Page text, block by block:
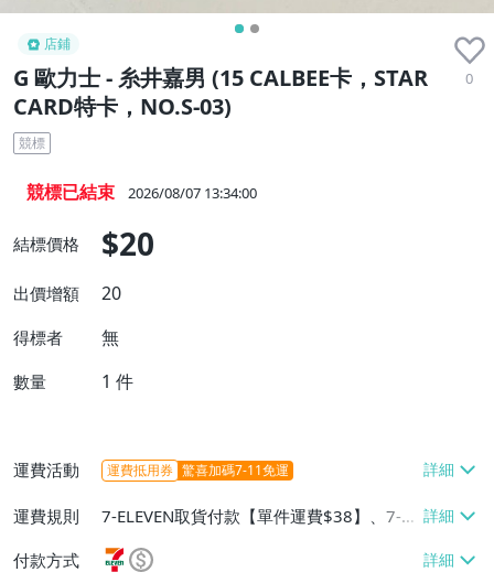
店鋪
G 歐力士 - 糸井嘉男 (15 CALBEE卡，STAR
CARD特卡，NO.S-03)
0
競標
競標已結束 2026/08/07 13:34:00
結標價格 $20
出價增額 20
得標者 無
數量 1 件
運費活動 運費抵用券 驚喜加碼7-11免運
運費規則
7-ELEVEN取貨付款【單件運費$38】、7-EL
EVEN取貨不付款【單件運費$38】、宅配/
貨運【單件運費$60、消費滿$1000免運
付款方式